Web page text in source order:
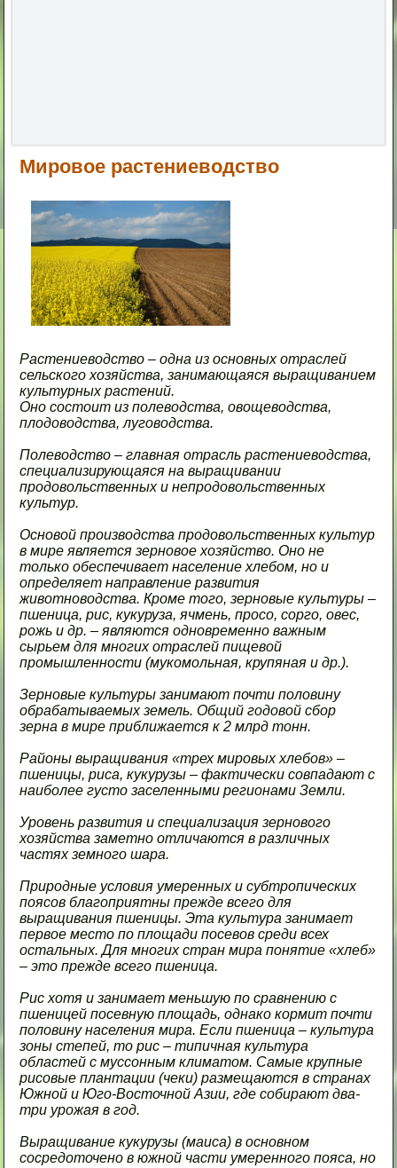
Мировое растениеводство
Растениеводство – одна из основных отраслей
сельского хозяйства, занимающаяся выращиванием
культурных растений.
Оно состоит из полеводства, овощеводства,
плодоводства, луговодства.
Полеводство – главная отрасль растениеводства,
специализирующаяся на выращивании
продовольственных и непродовольственных
культур.
Основой производства продовольственных культур
в мире является зерновое хозяйство. Оно не
только обеспечивает население хлебом, но и
определяет направление развития
животноводства. Кроме того, зерновые культуры –
пшеница, рис, кукуруза, ячмень, просо, сорго, овес,
рожь и др. – являются одновременно важным
сырьем для многих отраслей пищевой
промышленности (мукомольная, крупяная и др.).
Зерновые культуры занимают почти половину
обрабатываемых земель. Общий годовой сбор
зерна в мире приближается к 2 млрд тонн.
Районы выращивания «трех мировых хлебов» –
пшеницы, риса, кукурузы – фактически совпадают с
наиболее густо заселенными регионами Земли.
Уровень развития и специализация зернового
хозяйства заметно отличаются в различных
частях земного шара.
Природные условия умеренных и субтропических
поясов благоприятны прежде всего для
выращивания пшеницы. Эта культура занимает
первое место по площади посевов среди всех
остальных. Для многих стран мира понятие «хлеб»
– это прежде всего пшеница.
Рис хотя и занимает меньшую по сравнению с
пшеницей посевную площадь, однако кормит почти
половину населения мира. Если пшеница – культура
зоны степей, то рис – типичная культура
областей с муссонным климатом. Самые крупные
рисовые плантации (чеки) размещаются в странах
Южной и Юго-Восточной Азии, где собирают два-
три урожая в год.
Выращивание кукурузы (маиса) в основном
сосредоточено в южной части умеренного пояса, но